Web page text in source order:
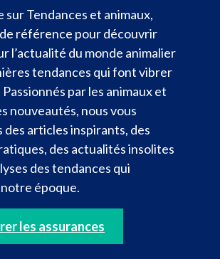
sur Tendances et animaux,
référence pour découvrir
l’actualité du monde animalier
tendances qui font vibrer
par les animaux et
nouveautés, nous vous
des articles inspirants, des
des actualités insolites
des tendances qui
époque.
les assurances